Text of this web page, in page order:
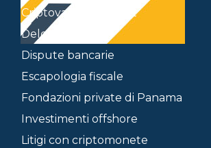
Criptovalute e wallet
Delocalizzazione
Dispute bancarie
Escapologia fiscale
Fondazioni private di Panama
Investimenti offshore
Litigi con criptomonete